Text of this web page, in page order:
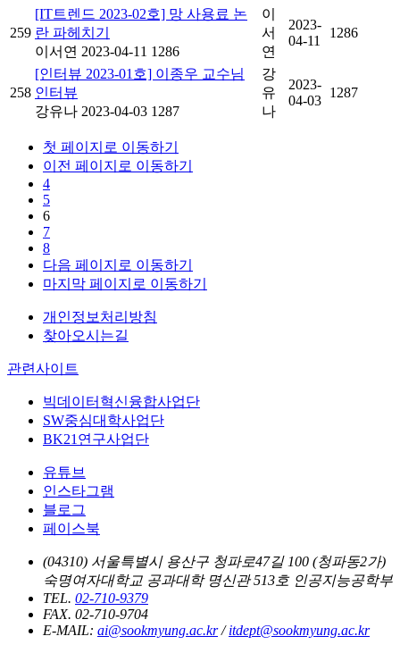
259
[IT트렌드 2023-02호] 망 사용료 논
란 파헤치기
이서연 2023-04-11 1286
이
서
연
2023-
04-11
1286
258
[인터뷰 2023-01호] 이종우 교수님
인터뷰
강유나 2023-04-03 1287
강
유
나
2023-
04-03
1287
첫 페이지로 이동하기
이전 페이지로 이동하기
4
5
6
7
8
다음 페이지로 이동하기
마지막 페이지로 이동하기
개인정보처리방침
찾아오시는길
관련사이트
빅데이터혁신융합사업단
SW중심대학사업단
BK21연구사업단
유튜브
인스타그램
블로그
페이스북
(04310) 서울특별시 용산구 청파로47길 100 (청파동2가)
숙명여자대학교 공과대학 명신관 513호 인공지능공학부
TEL. 02-710-9379
FAX. 02-710-9704
E-MAIL: ai@sookmyung.ac.kr/itdept@sookmyung.ac.kr